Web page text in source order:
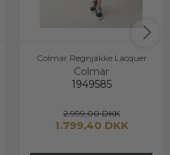
Colmar Regnjakke Lacquer
Colmar
1949585
2.999,00 DKK
1.799,40 DKK